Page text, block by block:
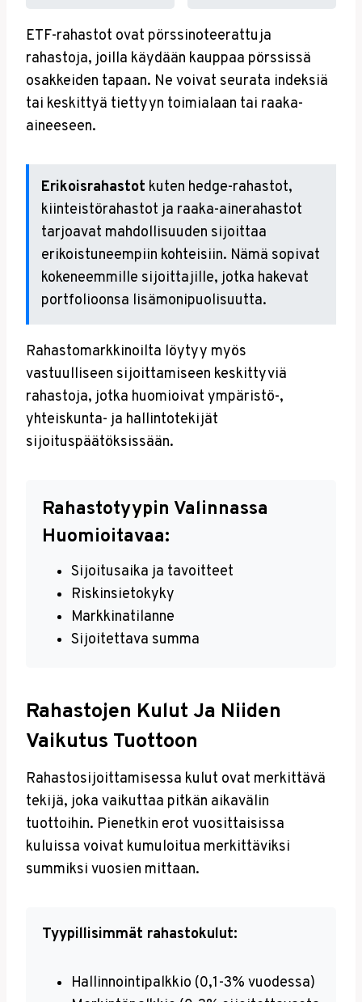
ETF-rahastot ovat pörssinoteerattuja
rahastoja, joilla käydään kauppaa pörssissä
osakkeiden tapaan. Ne voivat seurata indeksiä
tai keskittyä tiettyyn toimialaan tai raaka-
aineeseen.
Erikoisrahastot kuten hedge-rahastot,
kiinteistörahastot ja raaka-ainerahastot
tarjoavat mahdollisuuden sijoittaa
erikoistuneempiin kohteisiin. Nämä sopivat
kokeneemmille sijoittajille, jotka hakevat
portfolioonsa lisämonipuolisuutta.
Rahastomarkkinoilta löytyy myös
vastuulliseen sijoittamiseen keskittyviä
rahastoja, jotka huomioivat ympäristö-,
yhteiskunta- ja hallintotekijät
sijoituspäätöksissään.
Rahastotyypin Valinnassa
Huomioitavaa:
Sijoitusaika ja tavoitteet
Riskinsietokyky
Markkinatilanne
Sijoitettava summa
Rahastojen Kulut Ja Niiden
Vaikutus Tuottoon
Rahastosijoittamisessa kulut ovat merkittävä
tekijä, joka vaikuttaa pitkän aikavälin
tuottoihin. Pienetkin erot vuosittaisissa
kuluissa voivat kumuloitua merkittäviksi
summiksi vuosien mittaan.
Tyypillisimmät rahastokulut:
Hallinnointipalkkio (0,1-3% vuodessa)